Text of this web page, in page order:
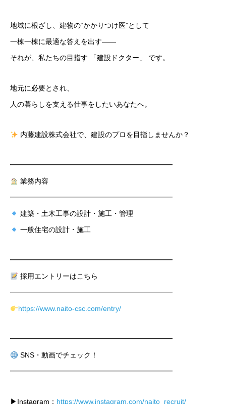
地域に根ざし、建物の“かかりつけ医”として
一棟一棟に最適な答えを出す――
それが、私たちの目指す 「建設ドクター」 です。
地元に必要とされ、
人の暮らしを支える仕事をしたいあなたへ。
内藤建設株式会社で、建設のプロを目指しませんか？
━━━━━━━━━━━━━━━━━━━━━━━
業務内容
━━━━━━━━━━━━━━━━━━━━━━━
建築・土木工事の設計・施工・管理
一般住宅の設計・施工
━━━━━━━━━━━━━━━━━━━━━━━
採用エントリーはこちら
━━━━━━━━━━━━━━━━━━━━━━━
https://www.naito-csc.com/entry/
━━━━━━━━━━━━━━━━━━━━━━━
SNS・動画でチェック！
━━━━━━━━━━━━━━━━━━━━━━━
▶Instagram： https://www.instagram.com/naito_recruit/